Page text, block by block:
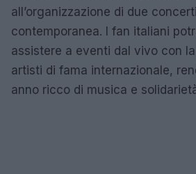
all’organizzazione di due
contemporanea. I fan italiani
assistere a eventi dal vivo con
artisti di fama internazionale,
anno ricco di musica e